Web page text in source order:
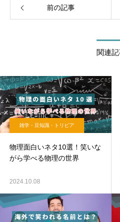
前の記事
関連
雑学・豆知識・トリビア
物理面白いネタ10選！笑いな
がら学べる物理の世界
2024.10.08